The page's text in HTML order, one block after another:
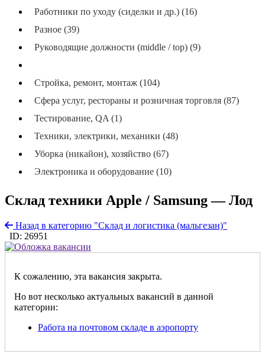
Работники по уходу (сиделки и др.) (16)
Разное (39)
Руководящие должности (middle / top) (9)
Стройка, ремонт, монтаж (104)
Сфера услуг, рестораны и розничная торговля (87)
Тестирование, QA (1)
Техники, электрики, механики (48)
Уборка (никайон), хозяйство (67)
Электроника и оборудование (10)
Склад техники Apple / Samsung — Лод
Назад в категорию "Склад и логистика (мальгезан)"
ID: 26951
К сожалению, эта вакансия закрыта.
Но вот несколько актуальных вакансий в данной
категории:
Работа на почтовом складе в аэропорту